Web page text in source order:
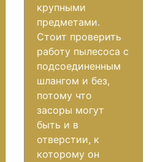
крупными
предметами.
Стоит проверить
работу пылесоса с
подсоединенным
шлангом и без,
потому что
засоры могут
быть и в
отверстии, к
которому он